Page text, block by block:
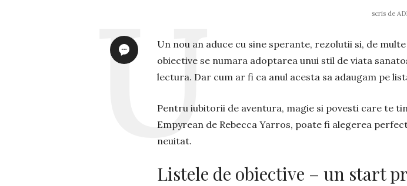
scris de
Un nou an aduce cu sine sperante, rezolutii si, de
obiective se numara adoptarea unui stil de viata
lectura. Dar cum ar fi ca anul acesta sa adaugam pe
Pentru iubitorii de aventura, magie si povesti care te
Empyrean de Rebecca Yarros, poate fi alegerea
neuitat.
Listele de obiective – un start